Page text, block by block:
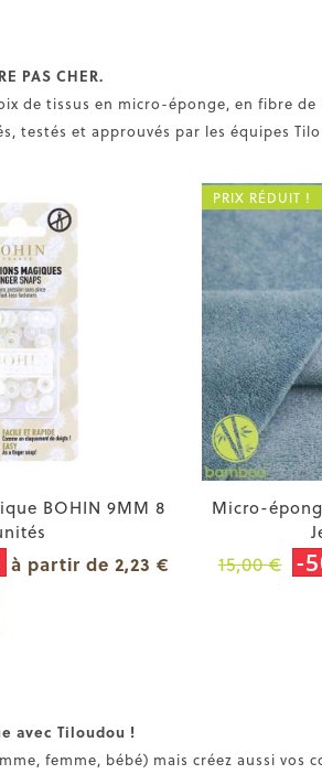
PAS CHER.
de tissus en micro-éponge, en fibre
testés et approuvés par les équipes
BOHIN 9MM 8
à partir de 2,23 €
Micro-
15,00 € -
PRIX RÉDUIT !
avec Tiloudou !
femme, bébé) mais créez aussi vos